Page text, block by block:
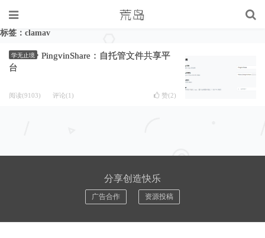
标签：clamav
学无止境
PingvinShare：自托管文件共享平
台
阅读(9103) 评论(1) 赞(2)
分享创造快乐
广告合作 资源投稿